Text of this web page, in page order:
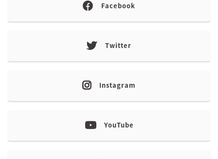
Facebook
Twitter
Instagram
YouTube